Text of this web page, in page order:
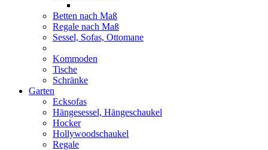
Betten nach Maß
Regale nach Maß
Sessel, Sofas, Ottomane
Kommoden
Tische
Schränke
Garten
Ecksofas
Hängesessel, Hängeschaukel
Hocker
Hollywoodschaukel
Regale